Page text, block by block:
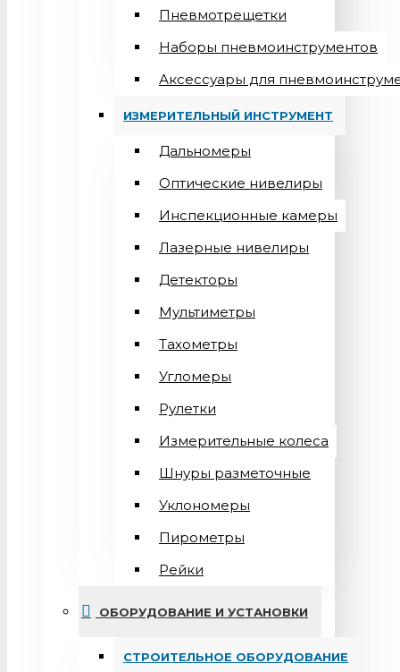
Пневмотрещетки
Наборы пневмоинструментов
Аксессуары для
ИЗМЕРИТЕЛЬНЫЙ ИНСТРУМЕНТ
Дальномеры
Оптические нивелиры
Инспекционные камеры
Лазерные нивелиры
Детекторы
Мультиметры
Тахометры
Угломеры
Рулетки
Измерительные колеса
Шнуры разметочные
Уклономеры
Пирометры
Рейки
ОБОРУДОВАНИЕ И УСТАНОВКИ
СТРОИТЕЛЬНОЕ ОБОРУДОВАНИЕ